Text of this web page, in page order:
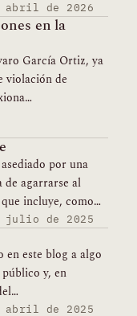
abril de 2026
en la
García Ortiz, ya
violación de
por una
agarrarse al
incluye, como…
julio de 2025
en este blog a algo
y, en
abril de 2025